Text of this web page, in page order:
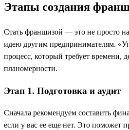
Этапы создания
Стать франшизой — это не просто
идею другим предпринимателям.
процесс, который требует времени,
планомерности.
Этап 1. Подготовка и аудит
Сначала рекомендуем составить
если у вас ее еще нет. Это поможет